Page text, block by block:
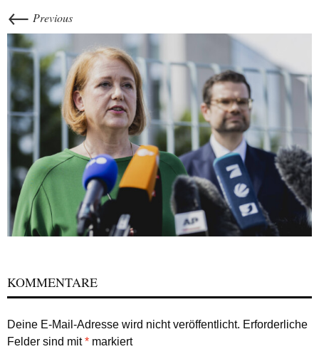
← Previous
KOMMENTARE
Deine E-Mail-Adresse wird nicht veröffentlicht. Erforderliche
Felder sind mit* markiert